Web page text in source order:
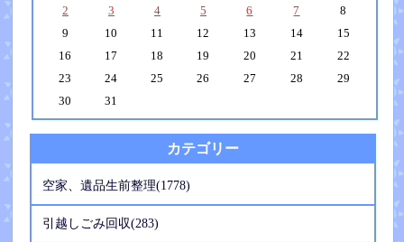
2
3 4 5 6 7
8
9
10 11 12 13 14
15
16
17 18 19 20 21
22
23
24 25 26 27 28
29
30
31
カテゴリー
空家、遺品生前整理(1778)
引越しごみ回収(283)